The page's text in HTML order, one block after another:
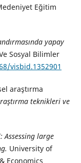
Eğitim
yapay
Sosyal Bilimler
visbid.1352901
araştırma
teknikleri ve
Assessing large
University of
Economics